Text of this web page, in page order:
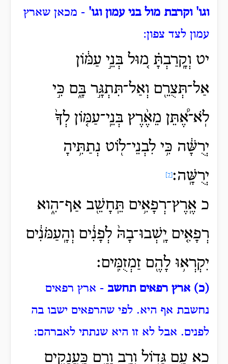
וגו' וקרבת מול בני עמון וגו' - מכאן שארץ
עמון לצד צפון:
יט וְקָֽרַבְתָּ֗ מ֚וּל בְּנֵ֣י עַמּ֔וֹן
אַל־תְּצֻרֵ֖ם וְאַל־תִּתְגָּ֣ר בָּ֑ם כִּ֣י
לֹֽא־אֶ֠תֵּן מֵאֶ֨רֶץ בְּנֵֽי־עַמּ֤וֹן לְךָ֙
יְרֻשָּׁ֔ה כִּ֥י לִבְנֵי־ל֖וֹט נְתַתִּ֥יהָ
יְרֻשָּֽׁה׃
כ אֶֽרֶץ־רְפָאִ֥ים תֵּֽחָשֵׁ֖ב אַף־הִ֑וא
רְפָאִ֤ים יָֽשְׁבוּ־בָהּ֙ לְפָנִ֔ים וְהָֽעַמֹּנִ֔ים
יִקְרְא֥וּ לָהֶ֖ם זַמְזֻמִּֽים׃
(כ) ארץ רפאים תחשב - ארץ רפאים
נחשבת אף היא. לפי שהרפאים ישבו בה
לפנים. אבל לא זו היא שנתתי לאברהם:
כא עַ֣ם גָּד֥וֹל וְרַ֛ב וָרָ֖ם כָּֽעֲנָקִ֑ים